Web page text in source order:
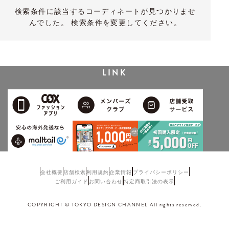
検索条件に該当するコーディネートが見つかりませ
んでした。 検索条件を変更してください。
LINK
会社概要 店舗検索利用規約企業情報 プライバシーポリシー
ご利用ガイド お問い合わせ 特定商取引法の表示
COPYRIGHT © TOKYO DESIGN CHANNEL All rights reserved.